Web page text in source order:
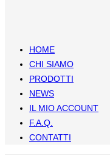
HOME
CHI SIAMO
PRODOTTI
NEWS
IL MIO ACCOUNT
F.A.Q.
CONTATTI